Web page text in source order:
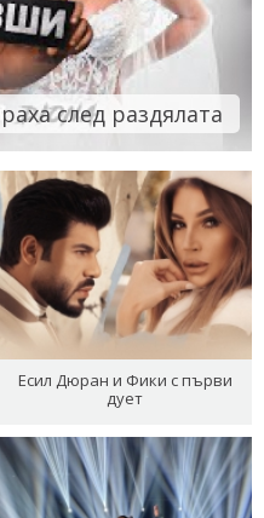
след раздялата
Есил Дюран и Фики с първи
дует